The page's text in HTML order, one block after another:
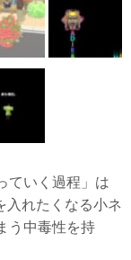
ていく過程」は
入れたくなる小ネ
う中毒性を持